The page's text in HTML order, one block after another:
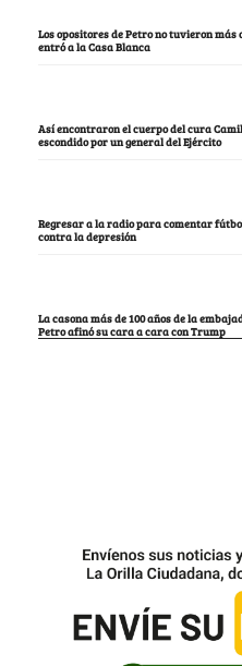
Los opositores de Petro no tuvieron
entró a la Casa Blanca
Así encontraron el cuerpo del cura
escondido por un general del Ejército
Regresar a la radio para comentar
contra la depresión
La casona más de 100 años de la
Petro afinó su cara a cara con Trump